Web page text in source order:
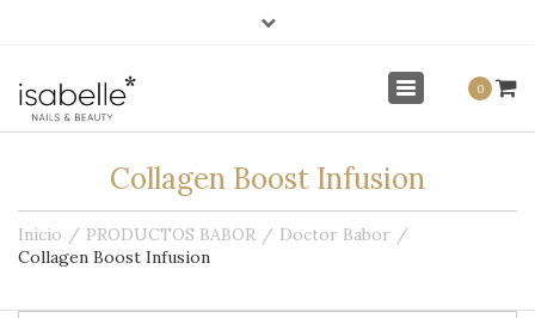
0
Toggle
navigation
Collagen Boost Infusion
Inicio PRODUCTOS BABOR
Doctor Babor
Collagen Boost Infusion